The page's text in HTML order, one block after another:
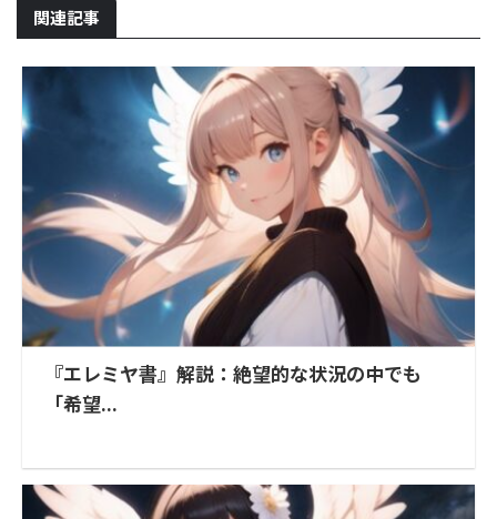
関連記事
『エレミヤ書』解説：絶望的な状況の中でも
「希望...